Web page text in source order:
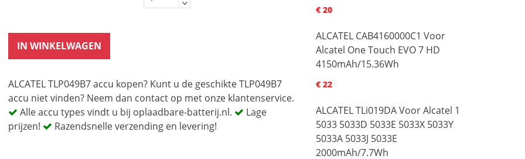
IN WINKELWAGEN
ALCATEL TLP049B7 accu kopen? Kunt u de geschikte TLP049B7
accu niet vinden? Neem dan contact op met onze klantenservice.
Alle accu types vindt u bij oplaadbare-batterij.nl.
Lage
prijzen!
Razendsnelle verzending en levering!
€ 20
ALCATEL CAB4160000C1 Voor
Alcatel One Touch EVO 7 HD
4150mAh/15.36Wh
€ 22
ALCATEL TLi019DA Voor Alcatel 1
5033 5033D 5033E 5033X 5033Y
5033A 5033J 5033E
2000mAh/7.7Wh